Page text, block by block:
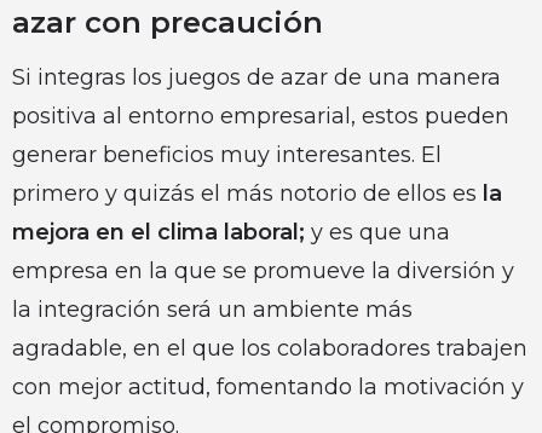
azar con precaución
Si integras los juegos de azar de una manera
positiva al entorno empresarial, estos pueden
generar beneficios muy interesantes. El
primero y quizás el más notorio de ellos es la
mejora en el clima laboral; y es que una
empresa en la que se promueve la diversión y
la integración será un ambiente más
agradable, en el que los colaboradores trabajen
con mejor actitud, fomentando la motivación y
el compromiso.